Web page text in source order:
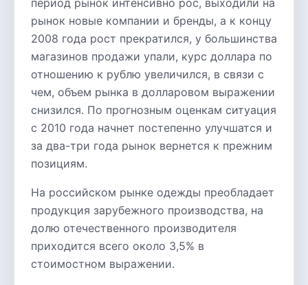
период рынок интенсивно рос, выходили на
рынок новые компании и бренды, а к концу
2008 года рост прекратился, у большинства
магазинов продажи упали, курс доллара по
отношению к рублю увеличился, в связи с
чем, объем рынка в долларовом выражении
снизился. По прогнозным оценкам ситуация
с 2010 года начнет постепенно улучшатся и
за два-три года рынок вернется к прежним
позициям.
На российском рынке одежды преобладает
продукция зарубежного производства, на
долю отечественного производителя
приходится всего около 3,5% в
стоимостном выражении.